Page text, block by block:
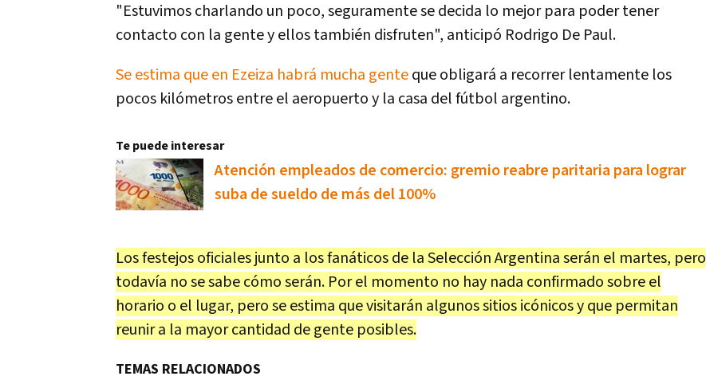
"Estuvimos charlando un poco, seguramente se decida lo mejor para poder tener
contacto con la gente y ellos también disfruten", anticipó Rodrigo De Paul.
Se estima que en Ezeiza habrá mucha genteque obligará a recorrer lentamente los
pocos kilómetros entre el aeropuerto y la casa del fútbol argentino.
Te puede interesar
Atención empleados de comercio: gremio reabre paritaria para lograr
suba de sueldo de más del 100%
Los festejos oficiales junto a los fanáticos de la Selección Argentina serán el martes, pero
todavía no se sabe cómo serán. Por el momento no hay nada confirmado sobre el
horario o el lugar, pero se estima que visitarán algunos sitios icónicos y que permitan
reunir a la mayor cantidad de gente posibles.
TEMAS RELACIONADOS